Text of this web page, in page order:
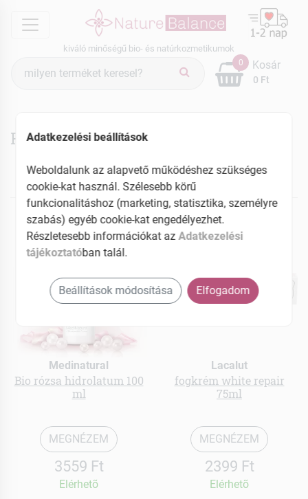
menu
kiváló minőségű bio- és natúrkozmetikumok
keresés
0
0 Ft
Kosár
Falatka termékek
NEKED AJÁNLJUK
Medinatural
Bio rózsa hidrolatum 100
ml
MEGNÉZEM
3559 Ft
Elérhetõ
ÚJ
Lacalut
fogkrém white repair
75ml
MEGNÉZEM
2399 Ft
Elérhetõ
Adatkezelési beállítások
Weboldalunk az alapvető működéshez szükséges
cookie-kat használ. Szélesebb körű
funkcionalitáshoz (marketing, statisztika, személyre
szabás) egyéb cookie-kat engedélyezhet.
Részletesebb információkat az Adatkezelési
tájékoztatóban talál.
Beállítások módosítása Elfogadom